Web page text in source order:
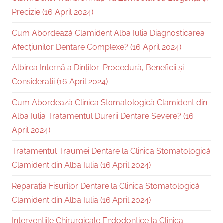
Precizie (16 April 2024)
Cum Abordează Clamident Alba Iulia Diagnosticarea
Afecțiunilor Dentare Complexe? (16 April 2024)
Albirea Internă a Dinților: Procedură, Beneficii și
Considerații (16 April 2024)
Cum Abordează Clinica Stomatologică Clamident din
Alba Iulia Tratamentul Durerii Dentare Severe? (16
April 2024)
Tratamentul Traumei Dentare la Clinica Stomatologică
Clamident din Alba Iulia (16 April 2024)
Reparația Fisurilor Dentare la Clinica Stomatologică
Clamident din Alba Iulia (16 April 2024)
Intervențiile Chirurgicale Endodontice la Clinica